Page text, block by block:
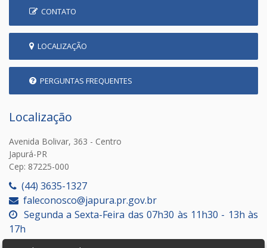
CONTATO
LOCALIZAÇÃO
PERGUNTAS FREQUENTES
Localização
Avenida Bolivar, 363 - Centro
Japurá-PR
Cep: 87225-000
(44) 3635-1327
faleconosco@japura.pr.gov.br
Segunda a Sexta-Feira das 07h30 às 11h30 - 13h às
17h